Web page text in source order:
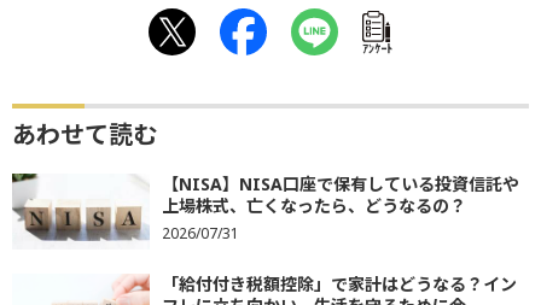
ｱﾝｹｰﾄ
あわせて読む
【NISA】NISA口座で保有している投資信託や
上場株式、亡くなったら、どうなるの？
2026/07/31
「給付付き税額控除」で家計はどうなる？イン